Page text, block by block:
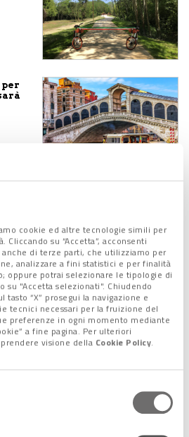
cookie ed altre tecnologie simili per
su “Accetta”, acconsenti
di terze parti, che utilizziamo per
analizzare a fini statistici e per finalità
oppure potrai selezionare le tipologie di
su "Accetta selezionati". Chiudendo
tasto “X” prosegui la navigazione e
tecnici necessari per la fruizione del
preferenze in ogni momento mediante
a fine pagina. Per ulteriori
visione della Cookie Policy.